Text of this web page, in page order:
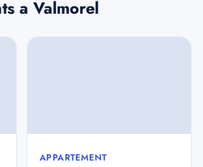
a Valmorel
APPARTEMENT